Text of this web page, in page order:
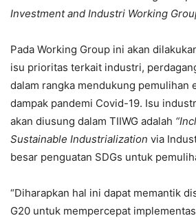
Investment and Industri Working
Pada Working Group ini akan
isu prioritas terkait industri,
dalam rangka mendukung pemulihan
dampak pandemi Covid-19. Isu
akan diusung dalam TIIWG adalah
Sustainable Industrialization via
besar penguatan SDGs untuk
“Diharapkan hal ini dapat memantik
G20 untuk mempercepat